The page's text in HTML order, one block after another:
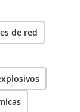
de red